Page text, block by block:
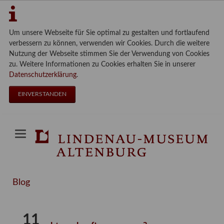
Um unsere Webseite für Sie optimal zu gestalten und fortlaufend
verbessern zu können, verwenden wir Cookies. Durch die weitere
Nutzung der Webseite stimmen Sie der Verwendung von Cookies
zu. Weitere Informationen zu Cookies erhalten Sie in unserer
Datenschutzerklärung.
EINVERSTANDEN
Blog
11